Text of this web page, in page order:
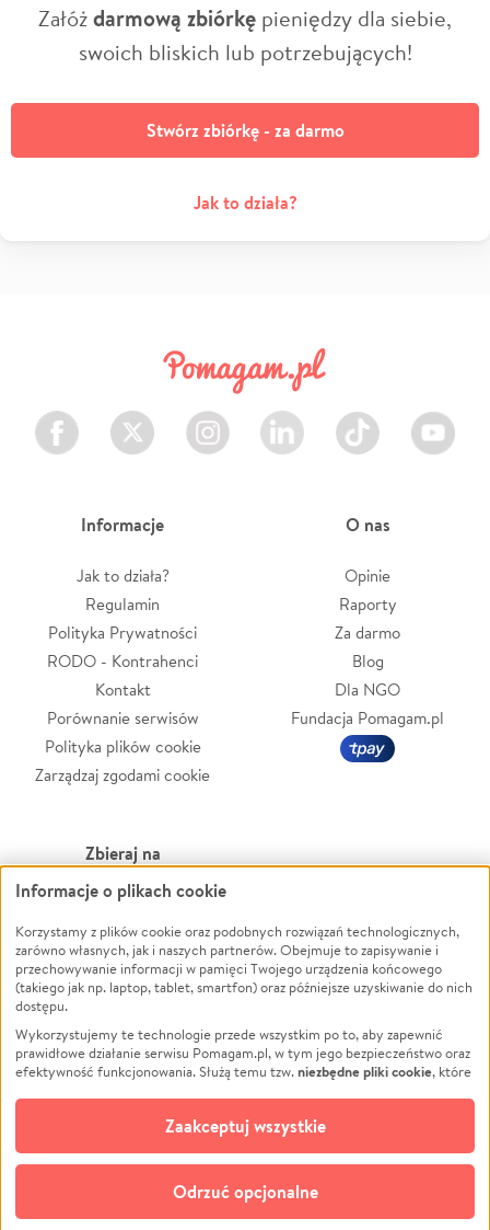
Załóżdarmową zbiórkę pieniędzy dla siebie,
swoich bliskich lub potrzebujących!
Stwórz zbiórkę - za darmo
Jak to działa?
Facebook Twitter Instagram LinkedIn TikTok Youtube
Informacje
Jak to działa?
Regulamin
Polityka Prywatności
RODO - Kontrahenci
Kontakt
Porównanie serwisów
Polityka plików cookie
Zarządzaj zgodami cookie
O nas
Opinie
Raporty
Za darmo
Blog
Dla NGO
Fundacja Pomagam.pl
Zbieraj na
Leczenie
Zwierzęta
Pożar
Ukraina
Pomoc Finansowa
Projekty
Pogrzeb
Społeczność lokalna
Kultura
Powódź
Wichura
NGO
Edukacja
Podróż
Impreza
Ochrona środowiska
Biznes
Informacje o plikach cookie
Korzystamy z plików cookie oraz podobnych rozwiązań technologicznych,
zarówno własnych, jak i naszych partnerów. Obejmuje to zapisywanie i
przechowywanie informacji w pamięci Twojego urządzenia końcowego
(takiego jak np. laptop, tablet, smartfon) oraz późniejsze uzyskiwanie do nich
dostępu.
Wykorzystujemy te technologie przede wszystkim po to, aby zapewnić
prawidłowe działanie serwisu Pomagam.pl, w tym jego bezpieczeństwo oraz
efektywność funkcjonowania. Służą temu tzw.niezbędne pliki cookie, które
opcjonalnych plików cookie
technologii do celów analitycznych i retargetingowych. Możesz wyrazić
zgodę na ich stosowanie lub jej odmówić. W dowolnym momencie masz
możliwość zmiany swoich preferencji na stronie „Zarządzaj zgodami cookie”,
do której link znajdziesz w stopce serwisu Pomagam.pl. Opcjonalne pliki
cookie wykorzystywane są w następujących celach:
Odrzuć opcjonalne
Zaakceptuj wszystkie